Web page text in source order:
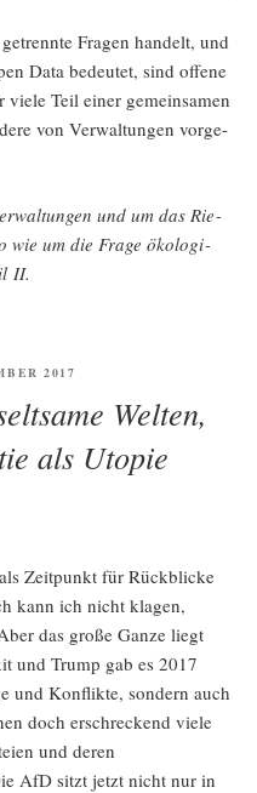
Fra­gen han­delt, und
Data bedeu­tet, sind offe­ne
Teil einer gemein­sa­men
von Ver­wal­tun­gen vor­ge­
und um das Rie­
wie um die Fra­ge öko­lo­gi­
II.
2017
Welten,
als Utopie
Zeit­punkt für Rück­bli­cke
kann ich nicht kla­gen,
das gro­ße Gan­ze liegt
und Trump gab es 2017
und Kon­flik­te, son­dern auch
doch erschre­ckend vie­le
und deren
AfD sitzt jetzt nicht nur in